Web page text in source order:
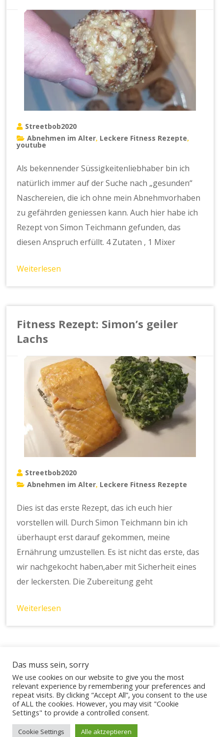
Streetbob2020
Abnehmen im Alter Leckere Fitness Rezepte
youtube
Als bekennender Süssigkeitenliebhaber bin ich
natürlich immer auf der Suche nach „gesunden“
Naschereien, die ich ohne mein Abnehmvorhaben
zu gefährden geniessen kann. Auch hier habe ich
Rezept von Simon Teichmann gefunden, das
diesen Anspruch erfüllt. 4 Zutaten , 1 Mixer
Weiterlesen
Fitness Rezept: Simon’s geiler
Lachs
Streetbob2020
Abnehmen im Alter Leckere Fitness Rezepte
Dies ist das erste Rezept, das ich euch hier
vorstellen will. Durch Simon Teichmann bin ich
überhaupt erst darauf gekommen, meine
Ernährung umzustellen. Es ist nicht das erste, das
wir nachgekocht haben,aber mit Sicherheit eines
der leckersten. Die Zubereitung geht
Weiterlesen
Lebe den Tag
© 2026
Präsentiert vonWordPress
Theme:Masonicvon ThemeGrill
Das muss sein, sorry
We use cookies on our website to give you the most
relevant experience by remembering your preferences and
repeat visits. By clicking “Accept All”, you consent to the use
of ALL the cookies. However, you may visit "Cookie
Settings" to provide a controlled consent.
Cookie Settings Alle aktzeptieren